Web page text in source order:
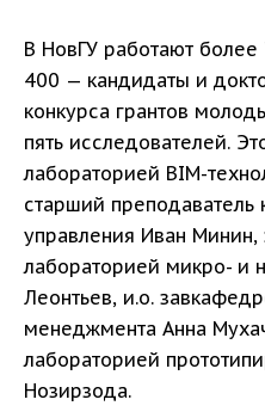
В НовГУ работают
400 — кандидаты и
конкурса грантов
пять исследователей.
лабораторией BIM-
старший
управления Иван
лабораторией микро- и
Леонтьев, и.о.
менеджмента Анна
лабораторией
Нозирзода.